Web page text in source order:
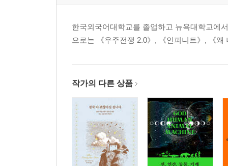
한국외국어대학교를 졸업하고 뉴욕대학교에
으로는 《우주전쟁 2.0》, 《인피니트》, 《
작가의 다른 상품